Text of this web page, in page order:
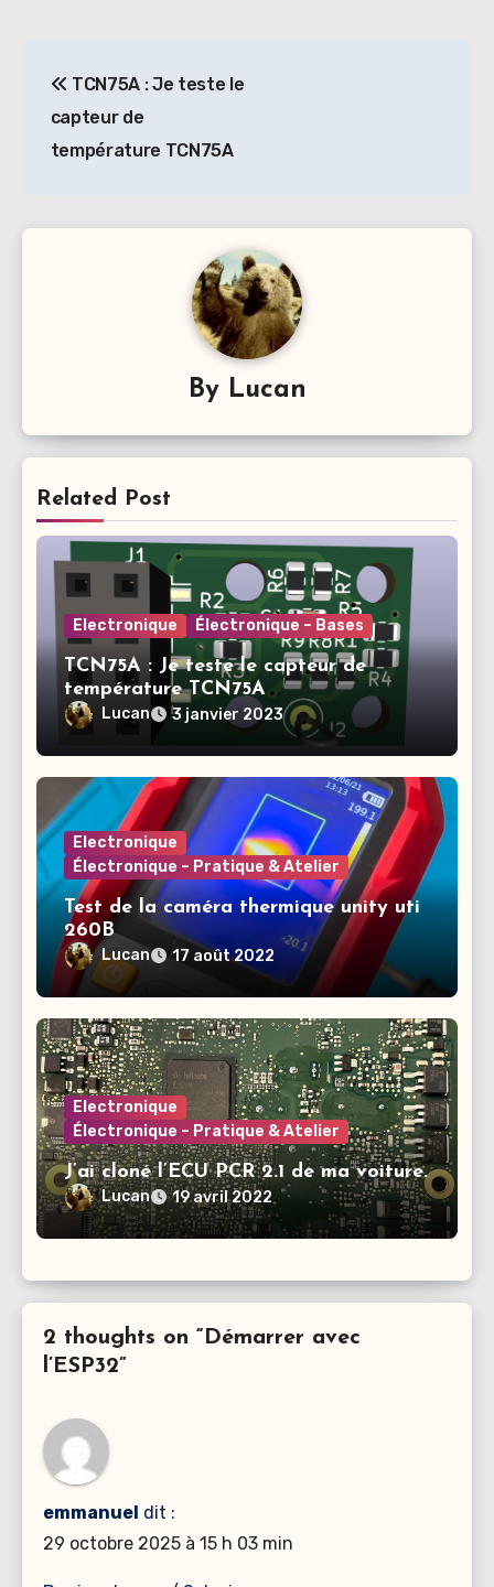
de
l’article
TCN75A : Je teste le
capteur de
température TCN75A
By Lucan
Related Post
Electronique Électronique – Bases
TCN75A : Je teste le capteur de
température TCN75A
Lucan 3 janvier 2023
Electronique
Électronique – Pratique & Atelier
Test de la caméra thermique unity uti
260B
Lucan 17 août 2022
Electronique
Électronique – Pratique & Atelier
J’ai cloné l’ECU PCR 2.1 de ma voiture.
Lucan 19 avril 2022
2 thoughts on “Démarrer avec
l’ESP32”
emmanuel dit :
29 octobre 2025 à 15 h 03 min